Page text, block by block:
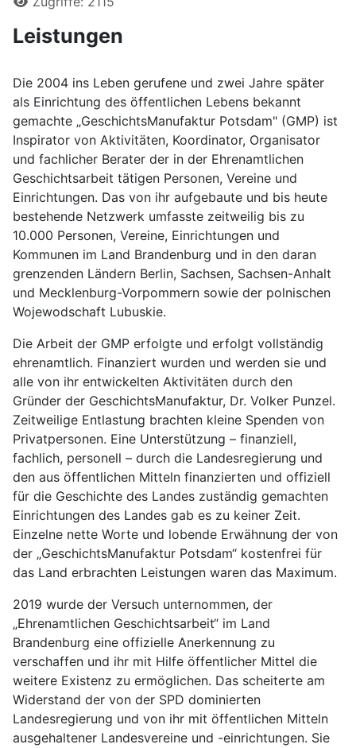
Leistungen
Die 2004 ins Leben gerufene und zwei Jahre später
als Einrichtung des öffentlichen Lebens bekannt
gemachte „GeschichtsManufaktur Potsdam" (GMP) ist
Inspirator von Aktivitäten, Koordinator, Organisator
und fachlicher Berater der in der Ehrenamtlichen
Geschichtsarbeit tätigen Personen, Vereine und
Einrichtungen. Das von ihr aufgebaute und bis heute
bestehende Netzwerk umfasste zeitweilig bis zu
10.000 Personen, Vereine, Einrichtungen und
Kommunen im Land Brandenburg und in den daran
grenzenden Ländern Berlin, Sachsen, Sachsen-Anhalt
und Mecklenburg-Vorpommern sowie der polnischen
Wojewodschaft Lubuskie.
Die Arbeit der GMP erfolgte und erfolgt vollständig
ehrenamtlich. Finanziert wurden und werden sie und
alle von ihr entwickelten Aktivitäten durch den
Gründer der GeschichtsManufaktur, Dr. Volker Punzel.
Zeitweilige Entlastung brachten kleine Spenden von
Privatpersonen. Eine Unterstützung – finanziell,
fachlich, personell – durch die Landesregierung und
den aus öffentlichen Mitteln finanzierten und offiziell
für die Geschichte des Landes zuständig gemachten
Einrichtungen des Landes gab es zu keiner Zeit.
Einzelne nette Worte und lobende Erwähnung der von
der „GeschichtsManufaktur Potsdam“ kostenfrei für
das Land erbrachten Leistungen waren das Maximum.
2019 wurde der Versuch unternommen, der
„Ehrenamtlichen Geschichtsarbeit“ im Land
Brandenburg eine offizielle Anerkennung zu
verschaffen und ihr mit Hilfe öffentlicher Mittel die
weitere Existenz zu ermöglichen. Das scheiterte am
Widerstand der von der SPD dominierten
Landesregierung und von ihr mit öffentlichen Mitteln
ausgehaltener Landesvereine und -einrichtungen. Sie